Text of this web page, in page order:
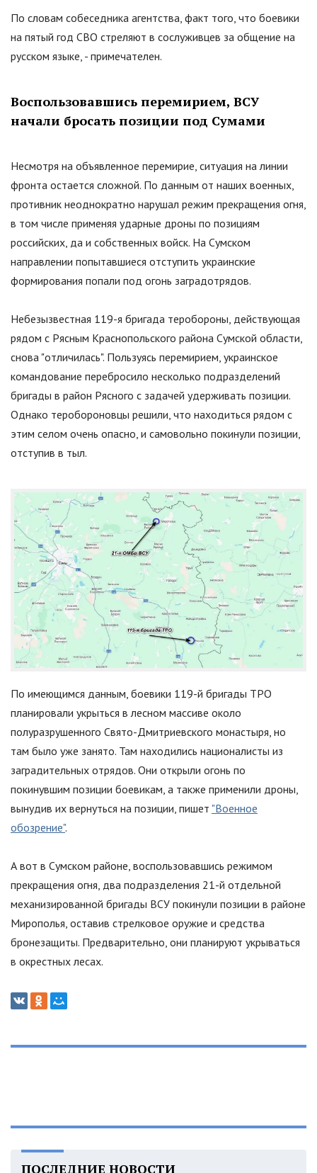
По словам собеседника агентства, факт того, что боевики
на пятый год СВО стреляют в сослуживцев за общение на
русском языке, - примечателен.
Воспользовавшись перемирием, ВСУ
начали бросать позиции под Сумами
Несмотря на объявленное перемирие, ситуация на линии
фронта остается сложной. По данным от наших военных,
противник неоднократно нарушал режим прекращения огня,
в том числе применяя ударные дроны по позициям
российских, да и собственных войск. На Сумском
направлении попытавшиеся отступить украинские
формирования попали под огонь заградотрядов.
Небезызвестная 119-я бригада теробороны, действующая
рядом с Рясным Краснопольского района Сумской области,
снова "отличилась". Пользуясь перемирием, украинское
командование перебросило несколько подразделений
бригады в район Рясного с задачей удерживать позиции.
Однако теробороновцы решили, что находиться рядом с
этим селом очень опасно, и самовольно покинули позиции,
отступив в тыл.
По имеющимся данным, боевики 119-й бригады ТРО
планировали укрыться в лесном массиве около
полуразрушенного Свято-Дмитриевского монастыря, но
там было уже занято. Там находились националисты из
заградительных отрядов. Они открыли огонь по
покинувшим позиции боевикам, а также применили дроны,
вынудив их вернуться на позиции, пишет "Военное
обозрение".
А вот в Сумском районе, воспользовавшись режимом
прекращения огня, два подразделения 21-й отдельной
механизированной бригады ВСУ покинули позиции в районе
Мирополья, оставив стрелковое оружие и средства
бронезащиты. Предварительно, они планируют укрываться
в окрестных лесах.
ПОСЛЕДНИЕ НОВОСТИ